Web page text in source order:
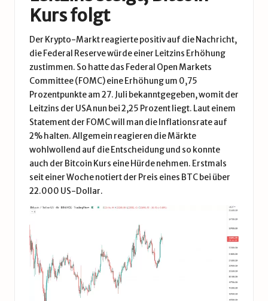
Kurs folgt
Der Krypto-Markt reagierte positiv auf die Nachricht,
die Federal Reserve würde einer Leitzins Erhöhung
zustimmen. So hatte das Federal Open Markets
Committee (FOMC) eine Erhöhung um 0,75
Prozentpunkte am 27. Juli bekanntgegeben, womit der
Leitzins der USA nun bei 2,25 Prozent liegt. Laut einem
Statement der FOMC will man die Inflationsrate auf
2% halten. Allgemein reagieren die Märkte
wohlwollend auf die Entscheidung und so konnte
auch der Bitcoin Kurs eine Hürde nehmen. Erstmals
seit einer Woche notiert der Preis eines BTC bei über
22.000 US-Dollar.